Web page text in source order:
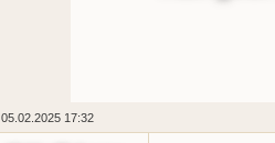
05.02.2025 17:32